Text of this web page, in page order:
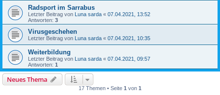
Radsport im Sarrabus
Letzter Beitrag von Luna sarda « 07.04.2021, 13:52
Antworten: 3
Virusgeschehen
Letzter Beitrag von Luna sarda « 07.04.2021, 10:35
Weiterbildung
Letzter Beitrag von Luna sarda « 07.04.2021, 09:57
Antworten: 1
Neues Thema
17 Themen • Seite 1 von 1